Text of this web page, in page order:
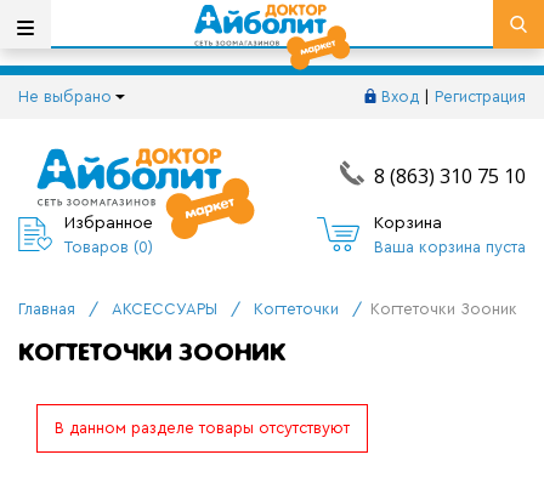
Не выбрано Вход Регистрация
8 (863) 310 75 10
Избранное
Товаров (0)
Корзина
Ваша корзина пуста
Главная / АКСЕССУАРЫ / Когтеточки / Когтеточки Зооник
КОГТЕТОЧКИ ЗООНИК
В данном разделе товары отсутствуют